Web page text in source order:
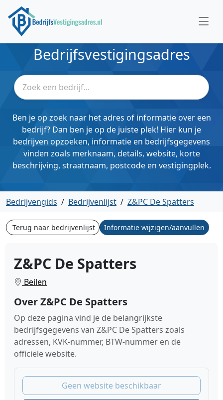
Bedrijfsvestigingsadres
Ben je op zoek naar het adres of informatie over een
bedrijf? Dan ben je op de juiste plek! Hier kun je
bedrijven opzoeken, informatie en bedrijfsgegevens
vinden zoals merknaam, details, website, korte
beschrijving, straatnaam, postcode en vestigingplek.
Bedrijvengids / Bedrijvenlijst / Z&PC De Spatters
Terug naar bedrijvenlijst Informatie wijzigen/aanvullen
Z&PC De Spatters
Beilen
Over Z&PC De Spatters
Op deze pagina vind je de belangrijkste
bedrijfsgegevens van Z&PC De Spatters zoals
adressen, KVK-nummer, BTW-nummer en de
officiële website.
Geen website beschikbaar